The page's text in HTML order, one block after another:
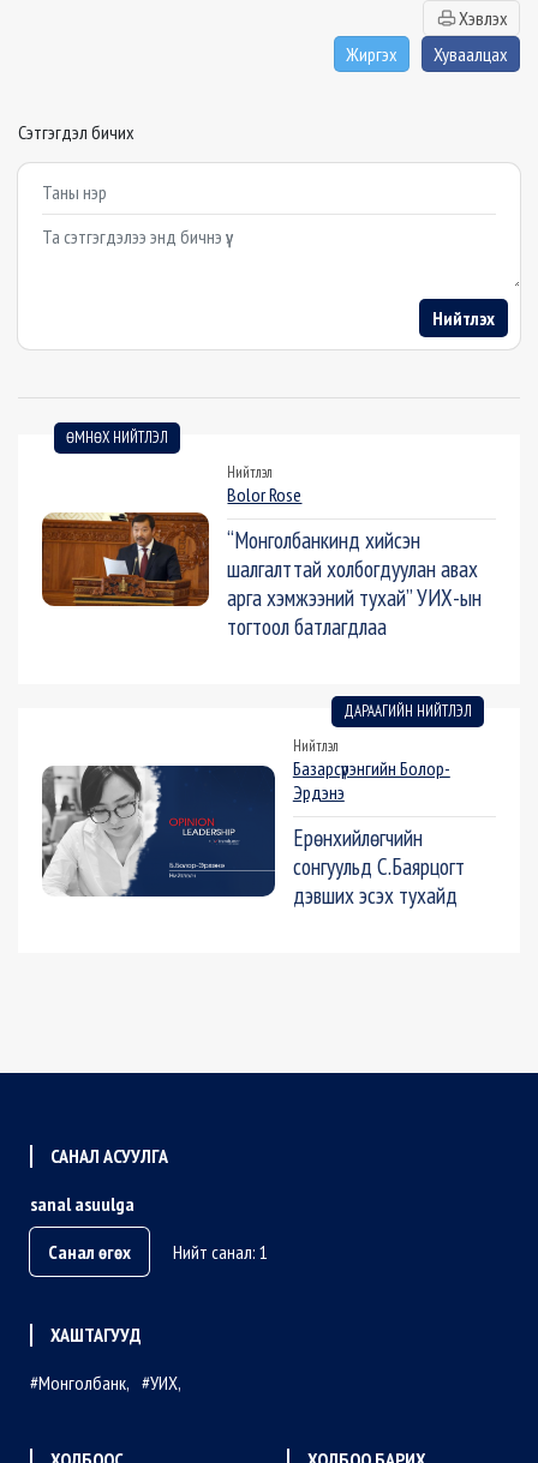
Хэвлэх
Жиргэх
Хуваалцах
Сэтгэгдэл бичих
Example textarea
Нийтлэх
ӨМНӨХ НИЙТЛЭЛ
Нийтлэл
Bolor Rose
“Монголбанкинд хийсэн
шалгалттай холбогдуулан авах
арга хэмжээний тухай” УИХ-ын
тогтоол батлагдлаа
ДАРААГИЙН НИЙТЛЭЛ
Нийтлэл
Базарсүрэнгийн Болор-
Эрдэнэ
Ерөнхийлөгчийн
сонгуульд С.Баярцогт
дэвших эсэх тухайд
САНАЛ АСУУЛГА
sanal asuulga
Санал өгөх
Нийт санал: 1
ХАШТАГУУД
Монголбанк
УИХ